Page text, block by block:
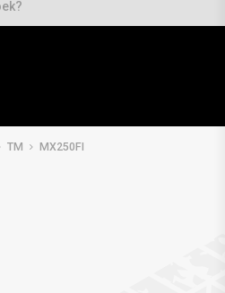
TM MX250FI